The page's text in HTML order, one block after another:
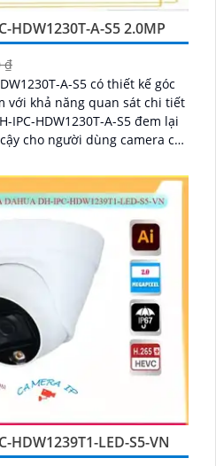
HDW1230T-A-S5 2.0MP
₫
A-S5 có thiết kế góc
IPC-HDW1230T-A-S5 đem lại
cho người dùng camera có
sản và an ninh cho gia đình,
bị Camera giá rẻ DH-
chọn tốt cho việc lắp đặt tại
sở
HDW1239T1-LED-S5-VN